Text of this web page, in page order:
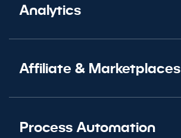
Analytics
Affiliate &Marketplaces
Process Automation